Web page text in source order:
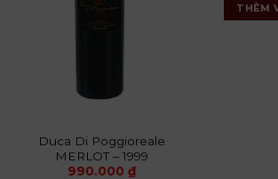
Duca Di Poggioreale
MERLOT – 1999
990.000 ₫
THÊM